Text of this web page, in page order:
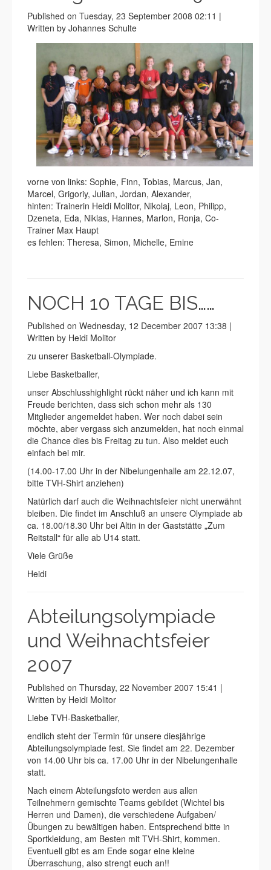
Published on Tuesday, 23 September 2008 02:11 |
Written by Johannes Schulte
vorne von links: Sophie, Finn, Tobias, Marcus, Jan,
Marcel, Grigoriy, Julian, Jordan, Alexander,
hinten: Trainerin Heidi Molitor, Nikolaj, Leon, Philipp,
Dzeneta, Eda, Niklas, Hannes, Marlon, Ronja, Co-
Trainer Max Haupt
es fehlen: Theresa, Simon, Michelle, Emine
NOCH 10 TAGE BIS……
Published on Wednesday, 12 December 2007 13:38 |
Written by Heidi Molitor
zu unserer Basketball-Olympiade.
Liebe Basketballer,
unser Abschlusshighlight rückt näher und ich kann mit
Freude berichten, dass sich schon mehr als 130
Mitglieder angemeldet haben. Wer noch dabei sein
möchte, aber vergass sich anzumelden, hat noch einmal
die Chance dies bis Freitag zu tun. Also meldet euch
einfach bei mir.
(14.00-17.00 Uhr in der Nibelungenhalle am 22.12.07,
bitte TVH-Shirt anziehen)
Natürlich darf auch die Weihnachtsfeier nicht unerwähnt
bleiben. Die findet im Anschluß an unsere Olympiade ab
ca. 18.00/18.30 Uhr bei Altin in der Gaststätte „Zum
Reitstall“ für alle ab U14 statt.
Viele Grüße
Heidi
Abteilungsolympiade
und Weihnachtsfeier
2007
Published on Thursday, 22 November 2007 15:41 |
Written by Heidi Molitor
Liebe TVH-Basketballer,
endlich steht der Termin für unsere diesjährige
Abteilungsolympiade fest. Sie findet am 22. Dezember
von 14.00 Uhr bis ca. 17.00 Uhr in der Nibelungenhalle
statt.
Nach einem Abteilungsfoto werden aus allen
Teilnehmern gemischte Teams gebildet (Wichtel bis
Herren und Damen), die verschiedene Aufgaben/
Übungen zu bewältigen haben. Entsprechend bitte in
Sportkleidung, am Besten mit TVH-Shirt, kommen.
Eventuell gibt es am Ende sogar eine kleine
Überraschung, also strengt euch an!!